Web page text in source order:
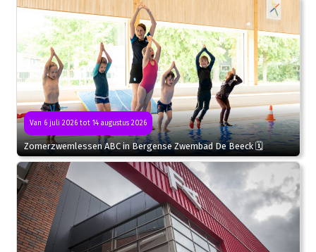
Van 6 juli 2026 tot 14 augustus 2026
Zomerzwemlessen ABC in Bergense Zwembad De Beeck 🗓